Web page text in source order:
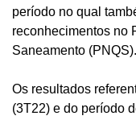
período no qual
reconhecimentos no
Saneamento (PNQS).
Os resultados
(3T22) e do período